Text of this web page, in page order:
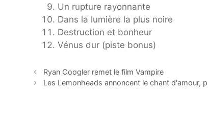
Un rupture rayonnante
Dans la lumière la plus noire
Destruction et bonheur
Vénus dur (piste bonus)
Ryan Coogler remet le film Vampire
Les Lemonheads annoncent le chant d'amour,